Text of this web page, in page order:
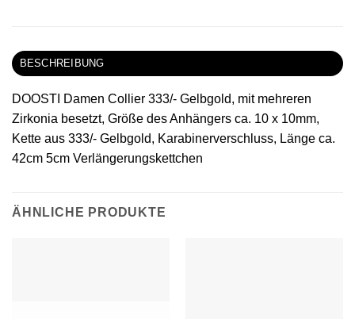
BESCHREIBUNG
DOOSTI Damen Collier 333/- Gelbgold, mit mehreren
Zirkonia besetzt, Größe des Anhängers ca. 10 x 10mm,
Kette aus 333/- Gelbgold, Karabinerverschluss, Länge ca.
42cm 5cm Verlängerungskettchen
ÄHNLICHE PRODUKTE